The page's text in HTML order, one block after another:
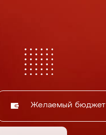
Желаемый бюджет